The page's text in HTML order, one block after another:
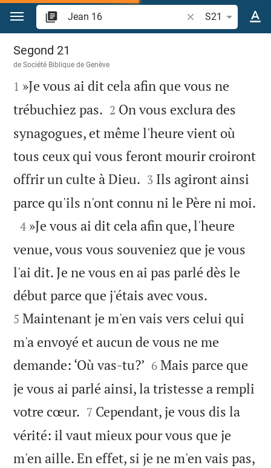
Aller vers contenu
Recherche d'un
S21
Jean 16
Segond 21
deSociété Biblique de Genève

1 »Je vous ai dit cela afin que vous ne
trébuchiez pas. 

2 On vous exclura des
synagogues, et même l'heure vient où
tous ceux qui vous feront mourir croiront
offrir un culte à Dieu. 

3 Ils agiront ainsi
parce qu'ils n'ont connu ni le Père ni moi.

4 »Je vous ai dit cela afin que, l'heure
venue, vous vous souveniez que je vous
l'ai dit. Je ne vous en ai pas parlé dès le
début parce que j'étais avec vous.
5 Maintenant je m'en vais vers celui qui
m'a envoyé et aucun de vous ne me
demande: ‘Où vas-tu?’ 

6 Mais parce que
je vous ai parlé ainsi, la tristesse a rempli
votre cœur. 

7 Cependant, je vous dis la
vérité: il vaut mieux pour vous que je
m'en aille. En effet, si je ne m'en vais pas,